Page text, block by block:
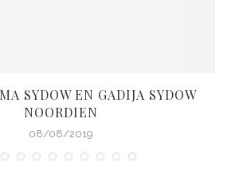
SYDOW EN GADIJA SYDOW
NOORDIEN
08/08/2019